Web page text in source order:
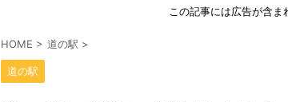
この記事には広告が含ま
HOME > 道の駅 >
道の駅